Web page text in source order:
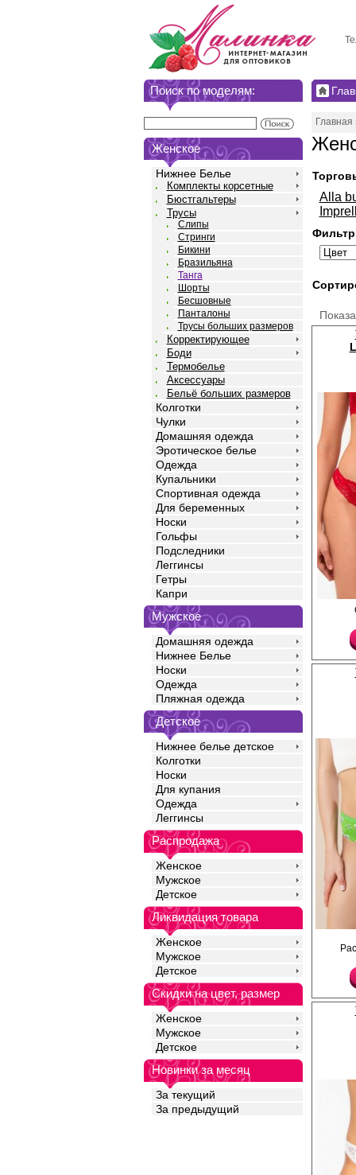
Поиск по моделям:
Женское
Нижнее Белье
Комплекты корсетные
Бюстгальтеры
Трусы
Слипы
Стринги
Бикини
Бразильяна
Танга
Шорты
Бесшовные
Панталоны
Трусы больших размеров
Корректирующее
Боди
Термобелье
Аксессуары
Бельё больших размеров
Колготки
Чулки
Домашняя одежда
Эротическое белье
Одежда
Купальники
Спортивная одежда
Для беременных
Носки
Гольфы
Подследники
Леггинсы
Гетры
Капри
Мужское
Домашняя одежда
Нижнее Белье
Носки
Одежда
Пляжная одежда
Детское
Нижнее белье детское
Колготки
Носки
Для купания
Одежда
Леггинсы
Распродажа
Женское
Мужское
Детское
Ликвидация товара
Женское
Мужское
Детское
Скидки на цвет, размер
Женское
Мужское
Детское
Новинки за месяц
За текущий
За предыдущий
Главная
Alla
Трусики танга
высококачественного
цветочным рисунком,
талии, гигиеничной
Полиамид 80%
Эластан 20%
Трусики танга
хлопкового полотна
эластана,
качество одежды,
облегание фигуры.
посадку, мягкую и
резинку по талии,
время носки. Модель
зеленом цвете с
всему полотну
элемента.
ластовица позволяет
модель для
Рекомендуется